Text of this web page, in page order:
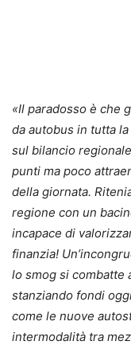
«Il paradosso è che
da autobus in tutta
sul bilancio
punti ma poco
della giornata.
regione con un
incapace di
finanzia!
lo smog si combatte
stanziando fondi
come le nuove
intermodalità tra